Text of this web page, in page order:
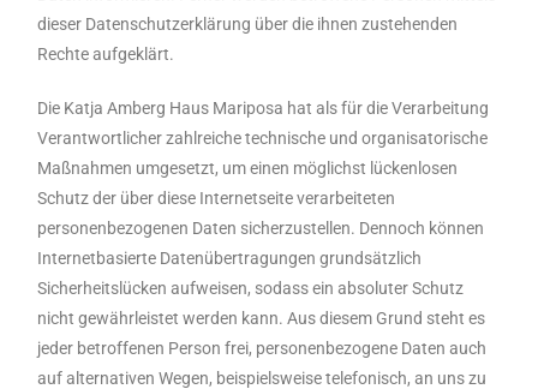
dieser Datenschutzerklärung über die ihnen zustehenden
Rechte aufgeklärt.
Die Katja Amberg Haus Mariposa hat als für die Verarbeitung
Verantwortlicher zahlreiche technische und organisatorische
Maßnahmen umgesetzt, um einen möglichst lückenlosen
Schutz der über diese Internetseite verarbeiteten
personenbezogenen Daten sicherzustellen. Dennoch können
Internetbasierte Datenübertragungen grundsätzlich
Sicherheitslücken aufweisen, sodass ein absoluter Schutz
nicht gewährleistet werden kann. Aus diesem Grund steht es
jeder betroffenen Person frei, personenbezogene Daten auch
auf alternativen Wegen, beispielsweise telefonisch, an uns zu